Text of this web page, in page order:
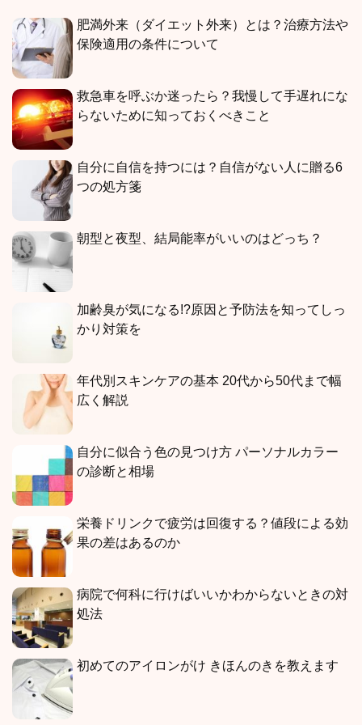
肥満外来（ダイエット外来）とは？治療方法や
保険適用の条件について
救急車を呼ぶか迷ったら？我慢して手遅れにな
らないために知っておくべきこと
自分に自信を持つには？自信がない人に贈る6
つの処方箋
朝型と夜型、結局能率がいいのはどっち？
加齢臭が気になる!?原因と予防法を知ってしっ
かり対策を
年代別スキンケアの基本 20代から50代まで幅
広く解説
自分に似合う色の見つけ方 パーソナルカラー
の診断と相場
栄養ドリンクで疲労は回復する？値段による効
果の差はあるのか
病院で何科に行けばいいかわからないときの対
処法
初めてのアイロンがけ きほんのきを教えます